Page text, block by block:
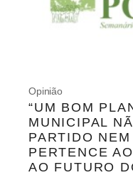
Opinião
“UM BOM
MUNICIPAL
PARTIDO
PERTENCE
AO FUTURO